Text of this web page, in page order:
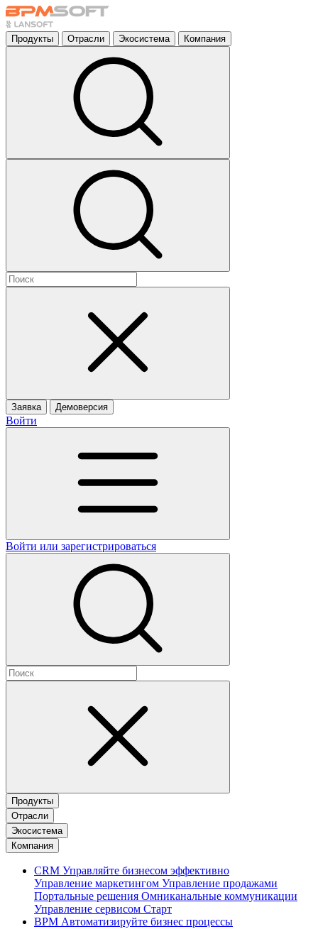
Продукты Отрасли Экосистема Компания
Заявка Демоверсия
Войти
Войти или зарегистрироваться
Продукты
Отрасли
Экосистема
Компания
CRM Управляйте бизнесом эффективно
Управление маркетингом Управление продажами
Портальные решения Омниканальные коммуникации
Управление сервисом Старт
BPM Автоматизируйте бизнес процессы